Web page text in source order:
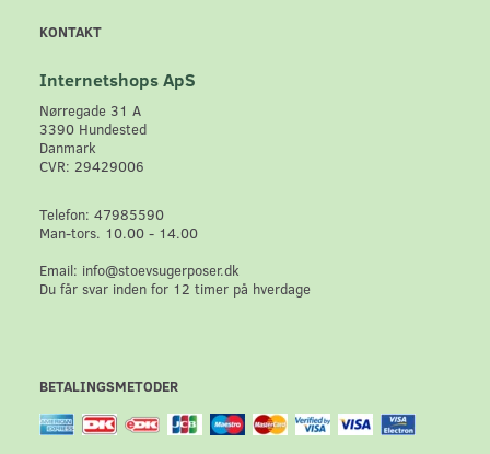
KONTAKT
Internetshops ApS
Nørregade 31 A
3390 Hundested
Danmark
CVR: 29429006
Telefon: 47985590
Man-tors. 10.00 - 14.00
Email: info@stoevsugerposer.dk
Du får svar inden for 12 timer på hverdage
BETALINGSMETODER